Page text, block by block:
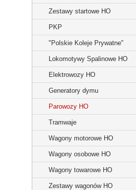
Zestawy startowe HO
PKP
"Polskie Koleje Prywatne"
Lokomotywy Spalinowe HO
Elektrowozy HO
Generatory dymu
Parowozy HO
Tramwaje
Wagony motorowe HO
Wagony osobowe HO
Wagony towarowe HO
Zestawy wagonów HO